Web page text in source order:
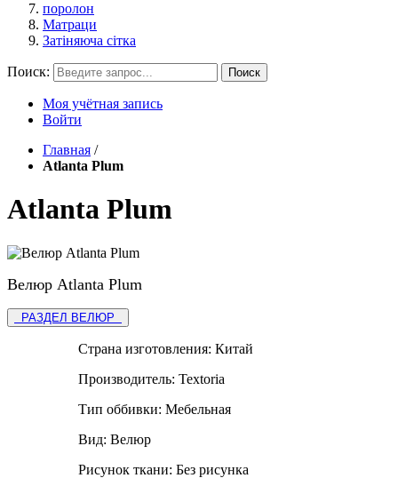
поролон
Матраци
Затіняюча сітка
Поиск: Поиск
Моя учётная запись
Войти
Главная /
Atlanta Plum
Atlanta Plum
Велюр Atlanta Plum
РАЗДЕЛ ВЕЛЮР
Страна изготовления: Китай
Производитель: Textoria
Тип оббивки: Мебельная
Вид: Велюр
Рисунок ткани: Без рисунка